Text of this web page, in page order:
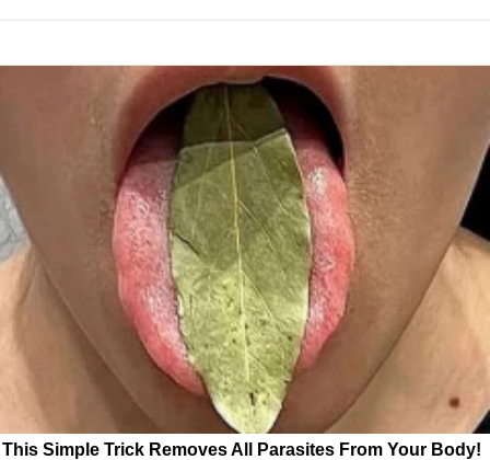
This Simple Trick Removes All Parasites From Your Body!